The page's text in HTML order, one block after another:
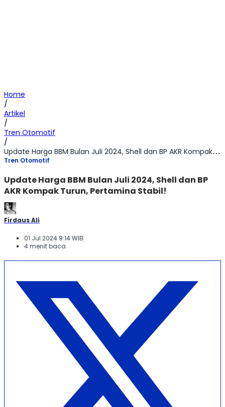
Home
/
Artikel
/
Tren Otomotif
/
Update Harga BBM Bulan Juli 2024, Shell dan BP AKR Kompak Turun, Pertamina Stabil!
Tren Otomotif
Update Harga BBM Bulan Juli 2024, Shell dan BP
AKR Kompak Turun, Pertamina Stabil!
Firdaus Ali
01 Jul 2024 9:14 WIB
4 menit baca